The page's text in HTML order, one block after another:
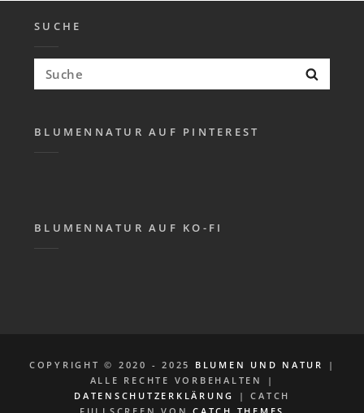
SUCHE
Suchen
nach:
BLUMENNATUR AUF PINTEREST
BLUMENNATUR AUF KO-FI
COPYRIGHT © 2020 - 2025 BLUMEN UND NATUR
|
ALLE RECHTE VORBEHALTEN |
DATENSCHUTZERKLÄRUNG
| CATCH